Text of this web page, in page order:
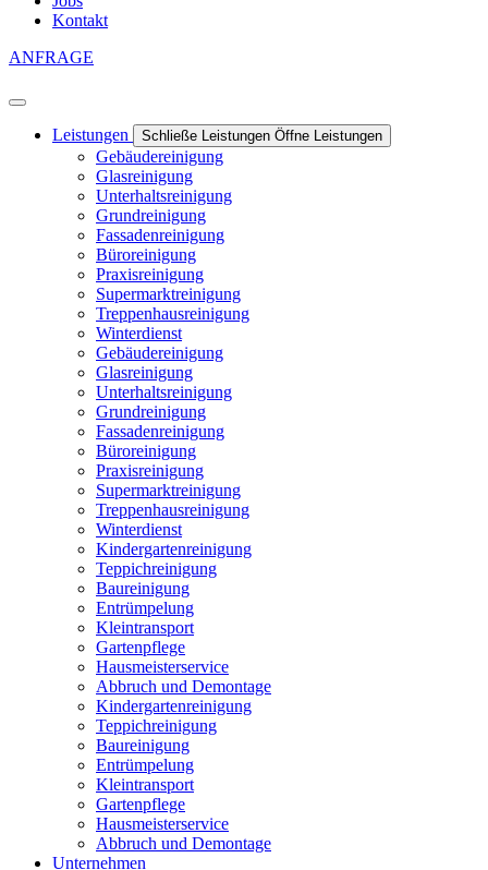
Kontakt
ANFRAGE
Leistungen Schließe Leistungen Öffne Leistungen
Gebäudereinigung
Glasreinigung
Unterhaltsreinigung
Grundreinigung
Fassadenreinigung
Büroreinigung
Praxisreinigung
Supermarktreinigung
Treppenhausreinigung
Winterdienst
Gebäudereinigung
Glasreinigung
Unterhaltsreinigung
Grundreinigung
Fassadenreinigung
Büroreinigung
Praxisreinigung
Supermarktreinigung
Treppenhausreinigung
Winterdienst
Kindergartenreinigung
Teppichreinigung
Baureinigung
Entrümpelung
Kleintransport
Gartenpflege
Hausmeisterservice
Abbruch und Demontage
Kindergartenreinigung
Teppichreinigung
Baureinigung
Entrümpelung
Kleintransport
Gartenpflege
Hausmeisterservice
Abbruch und Demontage
Unternehmen